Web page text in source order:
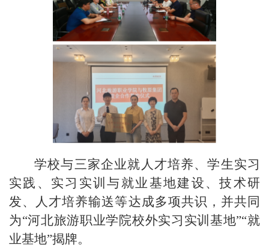
学校与三家企业就人才培养、学生实习
实践、实习实训与就业基地建设、技术研
发、人才培养输送等达成多项共识，并共同
为“河北旅游职业学院校外实习实训基地”“就
业基地”揭牌。